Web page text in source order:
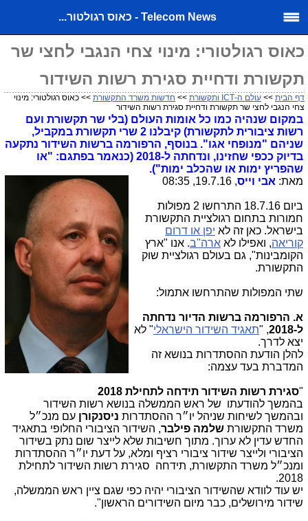
Telecom News - כאוס רגולטור...
כאוס רגולטורי: מינוי צחי הנגבי לחצי שר
תקשורת ודחיית סגירת רשות השידור
דף הבית >> עולם ה-ICT ותקשורת >> חדשות משרד התקשורת >> כאוס רגולטורי: מינוי
צחי הנגבי לחצי שר תקשורת ודחיית סגירת רשות השידור
במקום שנהיה כמו כל אומות העולם (בלי שר תקשורת ועם
רשות ציבורית לתקשורת) קיבלנו 2 שרי תקשורת במקביל,
שניהם "מנופחי אגו". בנוסף, הרפורמה ברשות השידור נתקעה
בדיוק ככפי שחזינו, ונדחתה ל-2018 (כנאמר בפתגם: "או
שהפריץ ימות או שהכלב ימות").
מאת: אבי וייס, 19.7.16, 08:35
ביום 18.7.16 התרחשו 2 מפולות
חמורות בתחום רגולציית התקשורת
בישראל. כאן זה לא יפן או דרום
קוריאה, ואפילו לא ארה"ב. אנו "ארץ
הקומבינות", גם בעולם רגולציית שוק
התקשורת.
שתי המפולות שהתרחשו אתמול:
א. הרפורמה ברשות הדיור נדחתה
ל-2018
, "תאגיד השידור הישראלי" לא
יצא לדרך.
להלן הודעת ההסתדרות בנושא זה
המדברת בעד עצמה:
"סגירת רשות השידור תידחה לתחילת 2018
בהמשך להודעתו של ראש הממשלה בנושא רשות השידור
ובהמשך לשיחות שניהל יו״ר ההסתדרות ניסנקורן עם מנכ״ל
משרד התקשורת שלמה פילבר, השידור הציבורי החלופי בתאגיד
החדש עדין לא ערוך. מתוך חשיבות שלא לייצר שום נתק בשידור
הציבורי ולייצר שידור ציבורי רציף ומלא, על דעת יו״ר ההסתדרות
ומנכ״ל משרד התקשורת, תידחה סגירת רשות השידור לתחילת
2018.
יש עוד לוודא שהשידור הציבורי יהיה כפי שגם ציין ראש הממשלה,
שידור מירושלים, כבר מיום השידורים הראשון".